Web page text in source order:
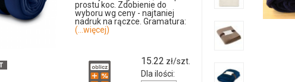
prostu koc. Zdobienie do
wyboru wg ceny - najtaniej
nadruk na rączce. Gramatura:
(...więcej)
15.22 zł/szt.
Dla ilości: